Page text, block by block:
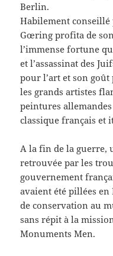
Berlin.
Habilement conseillé
Gœring profita de
l’immense fortune
et l’assassinat des
pour l’art et son
les grands artistes
peintures
classique français et
A la fin de la guerre,
retrouvée par les
gouvernement
avaient été pillées en
de conservation au
sans répit à la
Monuments Men.